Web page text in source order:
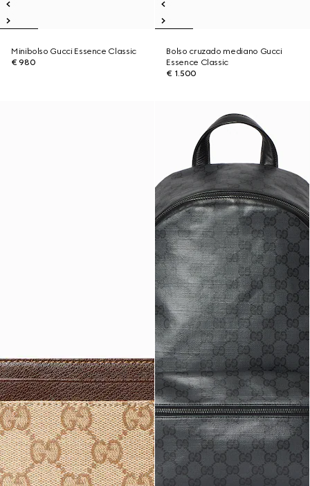
Minibolso Gucci Essence Classic
€ 980
Bolso cruzado mediano Gucci
Essence Classic
€ 1.500